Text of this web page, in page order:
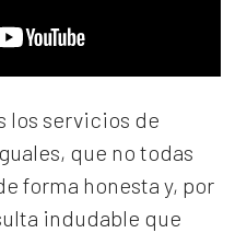
los servicios de
que no todas
forma honesta y, por
indudable que